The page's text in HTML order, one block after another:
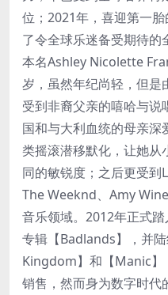
位；2021年，喜迎第一
了令全球乐迷备受期待的
本名Ashley Nicolette
岁，虽然年纪尚轻，但是
受到非裔父亲的嘻哈与说
国和与大利血统的母亲
类摇滚潜移默化，让她从
同的敏锐度；之后更受到
The Weeknd、Amy
音乐领域。2012年正式
专辑【Badlands】，并
Kingdom】和【Manic】
销售，然而身为数字时